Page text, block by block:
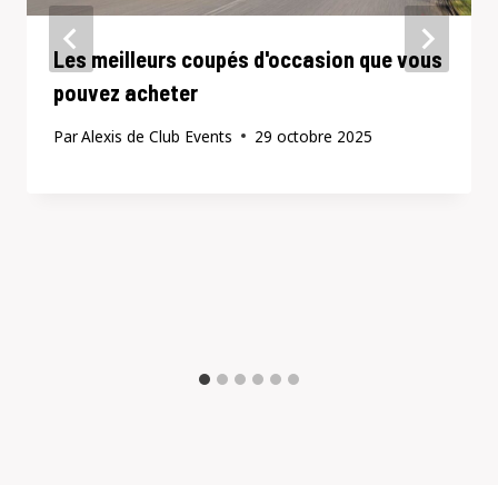
Les meilleurs coupés d'occasion que vous
pouvez acheter
ParAlexis de Club Events 29 octobre 2025